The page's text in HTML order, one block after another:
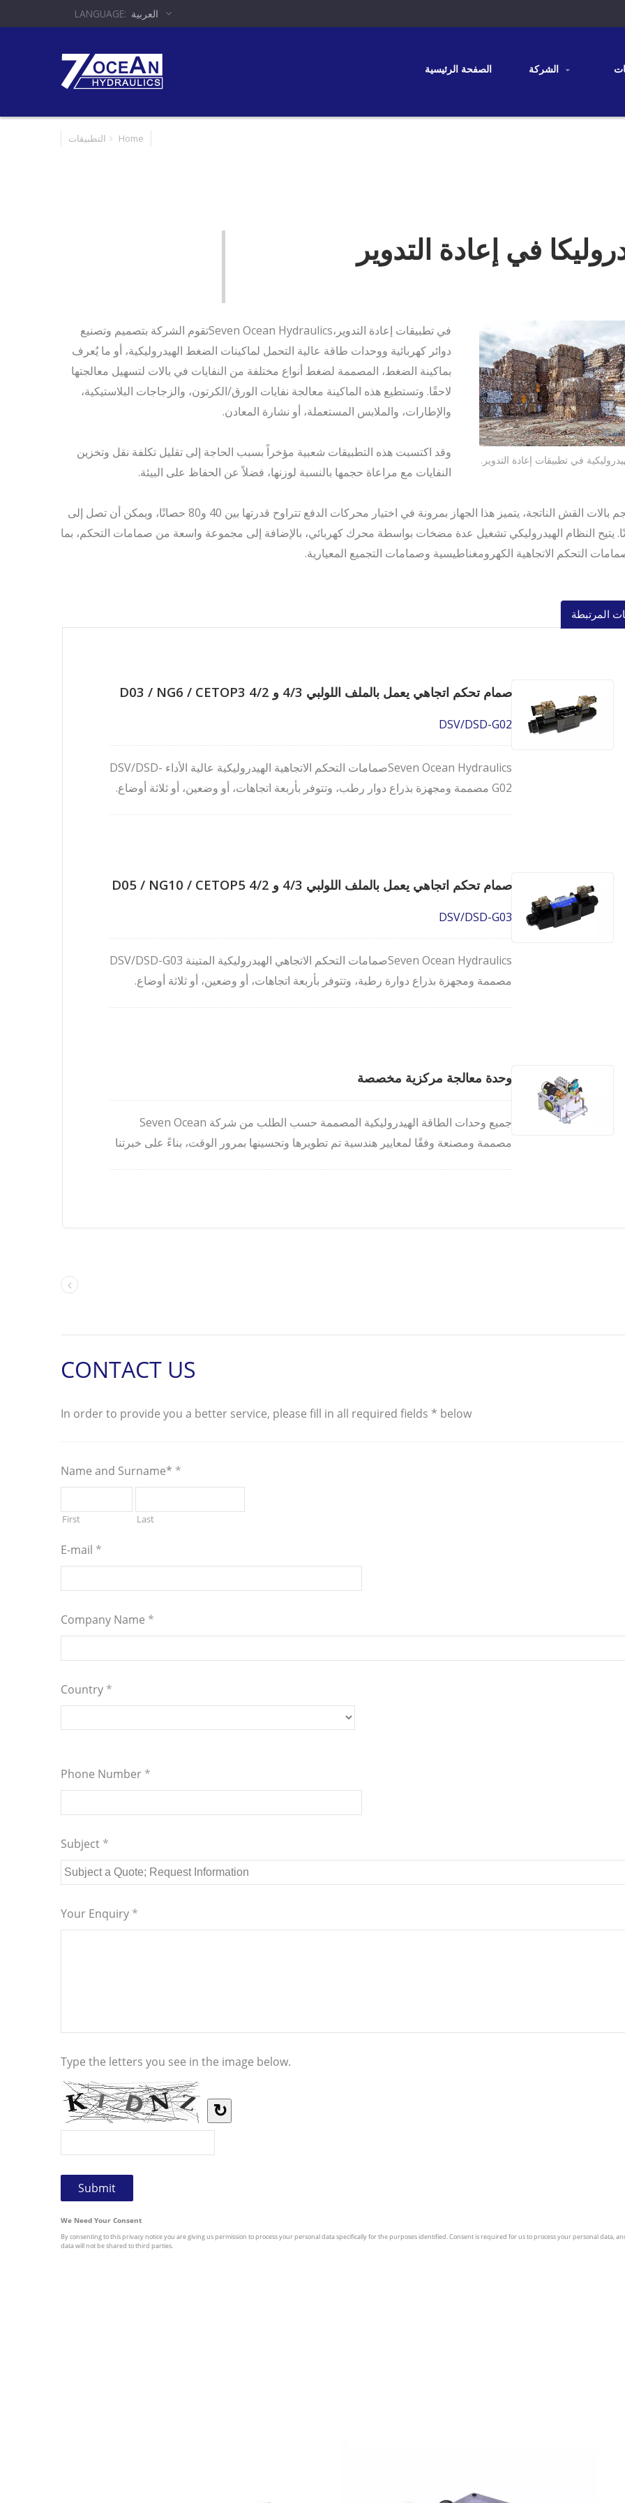
العربية
الصفحة الرئيسية
Home التطبيقات
في إعادة التدوير
في تطبيقات إعادة التدوير.
في تطبيقات إعادة التدوير،Seven Ocean Hydraulicsتقوم الشركة بتصميم وتصنيع
دوائر كهربائية ووحدات طاقة عالية التحمل لماكينات الضغط الهيدروليكية، أو ما يُعرف
بماكينة الضغط، المصممة لضغط أنواع مختلفة من النفايات في بالات لتسهيل معالجتها
لاحقًا. وتستطيع هذه الماكينة معالجة نفايات الورق/الكرتون، والزجاجات البلاستيكية،
والإطارات، والملابس المستعملة، أو نشارة المعادن.
وقد اكتسبت هذه التطبيقات شعبية مؤخراً بسبب الحاجة إلى تقليل تكلفة نقل وتخزين
النفايات مع مراعاة حجمها بالنسبة لوزنها، فضلاً عن الحفاظ على البيئة.
بحسب حجم بالات القش الناتجة، يتميز هذا الجهاز بمرونة في اختيار محركات الدفع تتراوح قدرتها بين 40 و80 حصانًا، ويمكن أن تصل إلى
يتيح النظام الهيدروليكي تشغيل عدة مضخات بواسطة محرك كهربائي، بالإضافة إلى مجموعة واسعة من صمامات التحكم، بما
التحكم الاتجاهية الكهرومغناطيسية وصمامات التجميع المعيارية.
المرتبطة
صمام تحكم اتجاهي يعمل بالملف اللولبي 4/3 و 4/2 D03 / NG6 / CETOP3
DSV/DSD-G02
Seven Ocean Hydraulicsصمامات التحكم الاتجاهية الهيدروليكية عالية الأداء DSV/DSD-
G02 مصممة ومجهزة بذراع دوار رطب، وتتوفر بأربعة اتجاهات، أو وضعين، أو ثلاثة أوضاع.
صمام تحكم اتجاهي يعمل بالملف اللولبي 4/3 و 4/2 D05 / NG10 / CETOP5
DSV/DSD-G03
Seven Ocean Hydraulicsصمامات التحكم الاتجاهي الهيدروليكية المتينة DSV/DSD-G03
مصممة ومجهزة بذراع دوارة رطبة، وتتوفر بأربعة اتجاهات، أو وضعين، أو ثلاثة أوضاع.
وحدة معالجة مركزية مخصصة
جميع وحدات الطاقة الهيدروليكية المصممة حسب الطلب من شركة Seven Ocean
مصممة ومصنعة وفقًا لمعايير هندسية تم تطويرها وتحسينها بمرور الوقت، بناءً على خبرتنا
صمامات التحكم الاتجاهية
الكهرومغناطيسية